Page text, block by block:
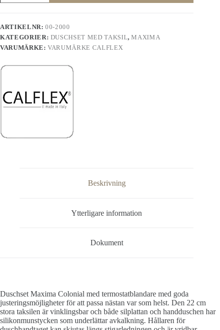
00-
ARTIKELNR:00-2000
KATEGORIER: DUSCHSET MED TAKSIL,MAXIMA
VARUMÄRKE:VARUMÄRKE CALFLEX
Beskrivning
Ytterligare information
Dokument
Duschset Maxima Colonial med termostatblandare med goda
justeringsmöjligheter för att passa nästan var som helst. Den 22 cm
stora taksilen är vinklingsbar och både silplattan och handduschen har
silikonmunstycken som underlättar avkalkning. Hållaren för